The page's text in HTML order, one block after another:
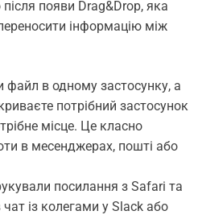
появи Drag&Drop, яка
інформацію між
файл в одному застосунку, а
потрібний застосунок
місце. Це класно
в месенджерах, пошті або
посилання з Safari та
із колегами у Slack або